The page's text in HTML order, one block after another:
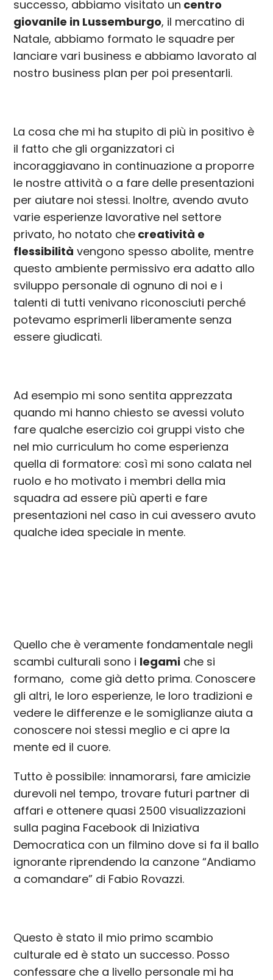
successo, abbiamo visitato un centro
giovanile in Lussemburgo, il mercatino di
Natale, abbiamo formato le squadre per
lanciare vari business e abbiamo lavorato al
nostro business plan per poi presentarli.
La cosa che mi ha stupito di più in positivo è
il fatto che gli organizzatori ci
incoraggiavano in continuazione a proporre
le nostre attività o a fare delle presentazioni
per aiutare noi stessi. Inoltre, avendo avuto
varie esperienze lavorative nel settore
privato, ho notato che creatività e
flessibilità vengono spesso abolite, mentre
questo ambiente permissivo era adatto allo
sviluppo personale di ognuno di noi e i
talenti di tutti venivano riconosciuti perché
potevamo esprimerli liberamente senza
essere giudicati.
Ad esempio mi sono sentita apprezzata
quando mi hanno chiesto se avessi voluto
fare qualche esercizio coi gruppi visto che
nel mio curriculum ho come esperienza
quella di formatore: così mi sono calata nel
ruolo e ho motivato i membri della mia
squadra ad essere più aperti e fare
presentazioni nel caso in cui avessero avuto
qualche idea speciale in mente.
Quello che è veramente fondamentale negli
scambi culturali sono i legami che si
formano, come già detto prima. Conoscere
gli altri, le loro esperienze, le loro tradizioni e
vedere le differenze e le somiglianze aiuta a
conoscere noi stessi meglio e ci apre la
mente ed il cuore.
Tutto è possibile: innamorarsi, fare amicizie
durevoli nel tempo, trovare futuri partner di
affari e ottenere quasi 2500 visualizzazioni
sulla pagina Facebook di Iniziativa
Democratica con un filmino dove si fa il ballo
ignorante riprendendo la canzone “Andiamo
a comandare” di Fabio Rovazzi.
Questo è stato il mio primo scambio
culturale ed è stato un successo. Posso
confessare che a livello personale mi ha